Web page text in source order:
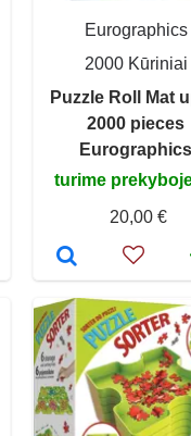
Eurographics
2000 Kūriniai
Puzzle Roll Mat
2000 pieces
Eurographics
turime
20,00 €